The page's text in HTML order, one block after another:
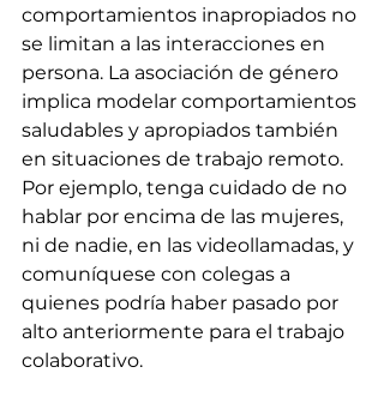
comportamientos inapropiados no
se limitan a las interacciones en
persona. La asociación de género
implica modelar comportamientos
saludables y apropiados también
en situaciones de trabajo remoto.
Por ejemplo, tenga cuidado de no
hablar por encima de las mujeres,
ni de nadie, en las videollamadas, y
comuníquese con colegas a
quienes podría haber pasado por
alto anteriormente para el trabajo
colaborativo.